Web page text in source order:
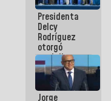
escombros
en La Guaira
Presidenta
Delcy
Rodríguez
otorgó
medalla
"Héroe de
Venezuela"
a servidores
Jorge